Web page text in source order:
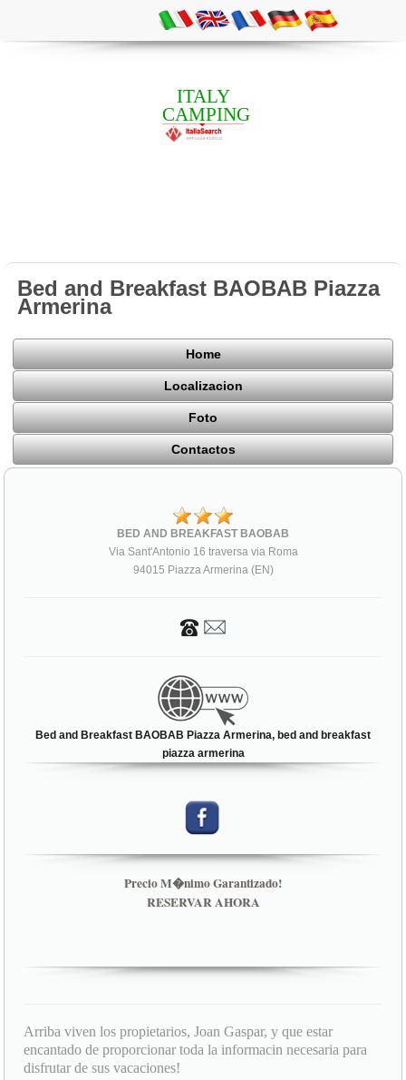
ITALY
CAMPING
Bed and Breakfast BAOBAB Piazza
Armerina
Home
Localizacion
Foto
Contactos
BED AND BREAKFAST BAOBAB
Via Sant'Antonio 16 traversa via Roma
94015 Piazza Armerina (EN)
Bed and Breakfast BAOBAB Piazza Armerina, bed and breakfast
piazza armerina
Precio M�nimo Garantizado!
RESERVAR AHORA
Arriba viven los propietarios, Joan Gaspar, y que estar
encantado de proporcionar toda la informacin necesaria para
disfrutar de sus vacaciones!